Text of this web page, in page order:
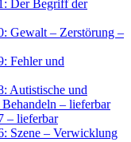
Der Begriff der
Gewalt – Zerstörung –
Fehler und
Autistische und
– lieferbar
– lieferbar
Szene – Verwicklung